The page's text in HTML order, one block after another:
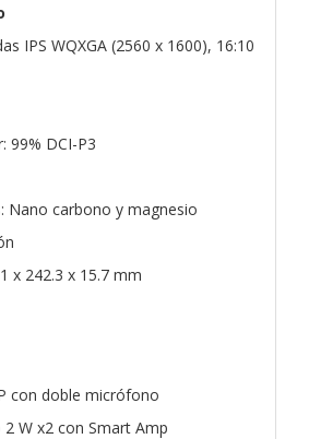
IPS WQXGA (2560 x 1600), 16:10
99% DCI-P3
Nano carbono y magnesio
x 242.3 x 15.7 mm
con doble micrófono
W x2 con Smart Amp